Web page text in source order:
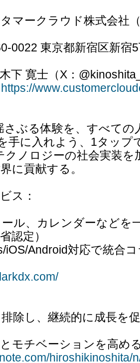
タマークラウド株式会社
0022 東京都新宿区新宿
下 寛士（X：
https://
さぶる体験を、すべての
手に入れよう、1タップ
クノロジーの社会実装
に貢献する。
ス：
ール、カレンダーなどを
認定）
iOS/Android対応で統合
排除し、継続的に成長を
とモチベーションを高め
hiroshikinoshita/